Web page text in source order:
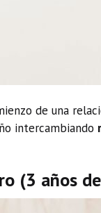
de una
intercambiando
(3 años